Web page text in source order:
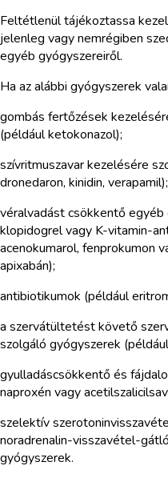
Feltétlenül tájékoztassa
jelenleg vagy nemrégiben
egyéb gyógyszereiről.
Ha az alábbi gyógyszerek
gombás fertőzések
(például ketokonazol);
szívritmuszavar kezelésére
dronedaron, kinidin, verapamil);
véralvadást csökkentő egyéb
klopidogrel vagy K-vitamin-
acenokumarol, fenprokumon
apixabán);
antibiotikumok (például
a szervátültetést követő
szolgáló gyógyszerek
gyulladáscsökkentő és
naproxén vagy
szelektív
noradrenalin-visszavétel-
gyógyszerek.